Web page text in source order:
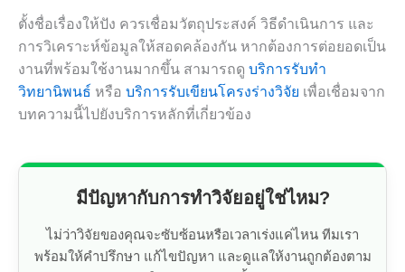
ตั้งชื่อเรื่องให้ปัง ควรเชื่อมวัตถุประสงค์ วิธีดำเนินการ และ
การวิเคราะห์ข้อมูลให้สอดคล้องกัน หากต้องการต่อยอดเป็น
งานที่พร้อมใช้งานมากขึ้น สามารถดู บริการรับทำ
วิทยานิพนธ์ หรือ บริการรับเขียนโครงร่างวิจัย เพื่อเชื่อมจาก
บทความนี้ไปยังบริการหลักที่เกี่ยวข้อง
มีปัญหากับการทำวิจัยอยู่ใช่ไหม?
ไม่ว่าวิจัยของคุณจะซับซ้อนหรือเวลาเร่งแค่ไหน ทีมเรา
พร้อมให้คำปรึกษา แก้ไขปัญหา และดูแลให้งานถูกต้องตาม